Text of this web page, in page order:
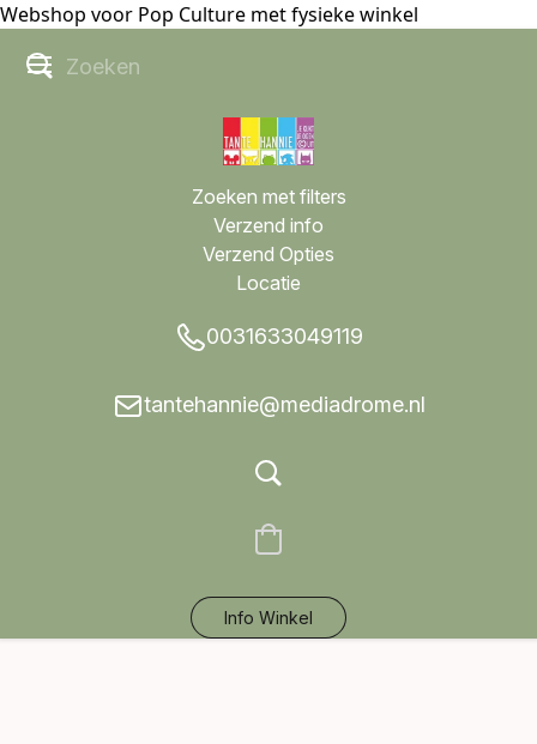
Webshop voor Pop Culture met fysieke winkel
Zoeken met filters
Verzend info
Verzend Opties
Locatie
0031633049119
tantehannie@mediadrome.nl
Info Winkel